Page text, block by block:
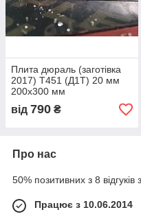
Плита дюраль (заготівка
2017) T451 (Д1Т) 20 мм
200х300 мм
від 790 ₴
Про нас
50% позитивних з 8 відгуків
Працює з 10.06.2014